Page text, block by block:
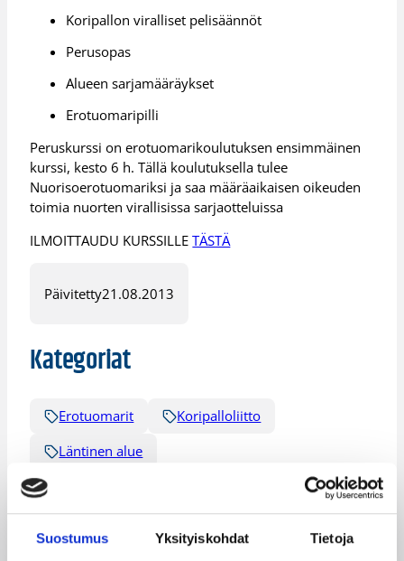
Suostumus Yksityiskohdat Tietoja
Koripallon viralliset pelisäännöt
Perusopas
Alueen sarjamääräykset
Erotuomaripilli
Peruskurssi on erotuomarikoulutuksen ensimmäinen
kurssi, kesto 6 h. Tällä koulutuksella tulee
Nuorisoerotuomariksi ja saa määräaikaisen oikeuden
toimia nuorten virallisissa sarjaotteluissa
ILMOITTAUDU KURSSILLETÄSTÄ
Päivitetty21.08.2013
Kategoriat
Erotuomarit
Koripalloliitto
Läntinen alue